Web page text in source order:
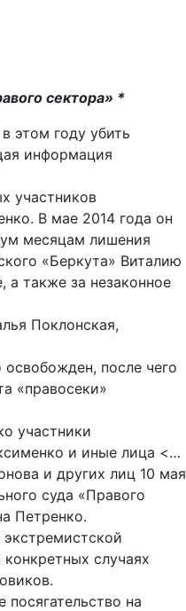
сектора» *
этом году убить
информация
участников
В мае 2014 года он
месяцам лишения
«Беркута» Виталию
а также за незаконное
Поклонская,
освобожден, после чего
«правосеки»
участники
и иные лица <…
и других лиц 10 мая
суда «Правого
Петренко.
случаях
на